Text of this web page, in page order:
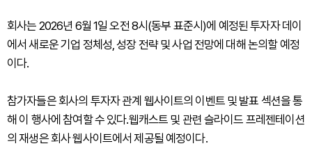
회사는 2026년 6월 1일 오전 8시(동부 표준시)에 예정된 투자자 데이
에서 새로운 기업 정체성, 성장 전략 및 사업 전망에 대해 논의할 예정
이다.
참가자들은 회사의 투자자 관계 웹사이트의 이벤트 및 발표 섹션을 통
해 이 행사에 참여할 수 있다.웹캐스트 및 관련 슬라이드 프레젠테이션
의 재생은 회사 웹사이트에서 제공될 예정이다.